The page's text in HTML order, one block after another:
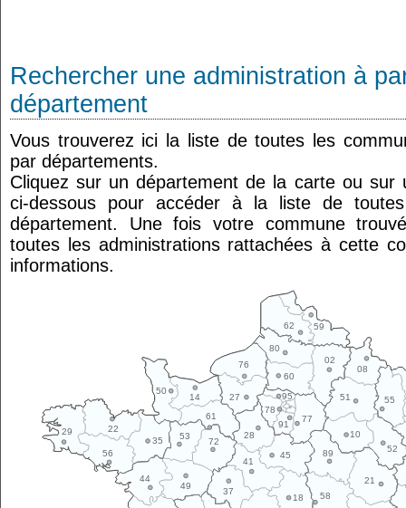
Rechercher une administration à
département
Vous trouverez ici la liste de toutes les
par départements.
Cliquez sur un département de la carte ou sur
ci-dessous pour accéder à la liste de
département. Une fois votre commune
toutes les administrations rattachées à cette
informations.
10
14
18
21
22
27
28
29
35
37
41
44
45
49
50
51
52
53
55
56
58
59
60
61
62
02
08
72
76
77
78
80
89
91
95